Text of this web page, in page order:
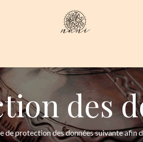
des
de protection des données suivante afin